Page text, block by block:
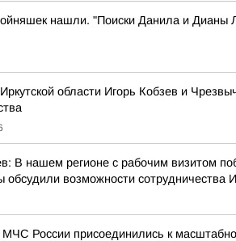
нашли. "Поиски Данила и Дианы
Иркутской области Игорь Кобзев и
В нашем регионе с рабочим визитом
возможности сотрудничества
МЧС России присоединились к